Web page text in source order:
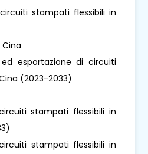
stampati flessibili in
esportazione di circuiti
(2023-2033)
stampati flessibili in
stampati flessibili in